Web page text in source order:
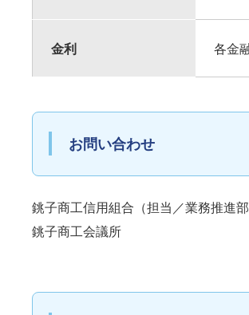
金利 各金
お問い合わせ
銚子商工信用組合（担当／業務推進
銚子商工会議所 TEL